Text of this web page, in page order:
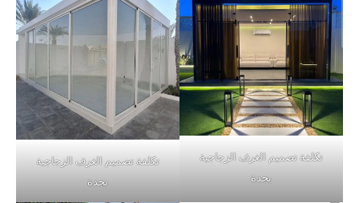
تكلفة تصميم الغرف الزجاجية
بجدة
تكلفة تصميم الغرف الزجاجية
بجدة